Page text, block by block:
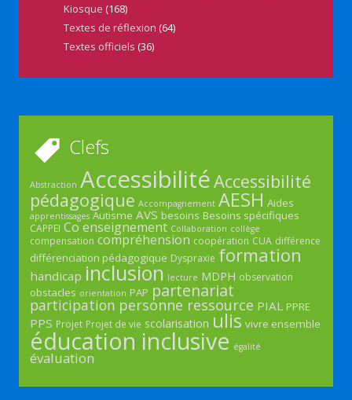
Kiosque (168)
Textes de réflexion (64)
Textes officiels (36)
Clefs
Abstraction AccessibilitéAccessibilité
pédagogique Accompagnement AESH Aides
apprentissages Autisme AVS besoins Besoins spécifiques
CAPPEI Co enseignement Collaboration collège
compensation compréhension coopération CUA différence
différenciation pédagogique Dyspraxie formation
handicap inclusion lecture MDPH observation
obstacles orientation PAP partenariat
participation personne ressource PIAL PPRE
PPS Projet Projet de vie scolarisation ulis vivre ensemble
éducation inclusive égalité
évaluation